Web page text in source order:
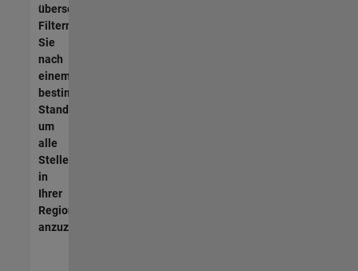
übersetzt.
Filtern
Sie
nach
einem
bestimmten
Standort,
um
alle
Stellenangebote
in
Ihrer
Region
anzuzeigen.